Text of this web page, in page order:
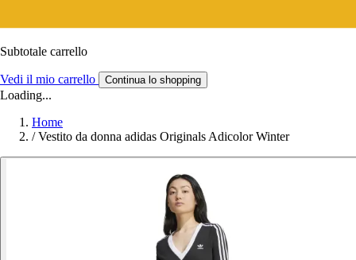
Subtotale carrello
Vedi il mio carrello Continua lo shopping
Loading...
Home
/ Vestito da donna adidas Originals Adicolor Winter